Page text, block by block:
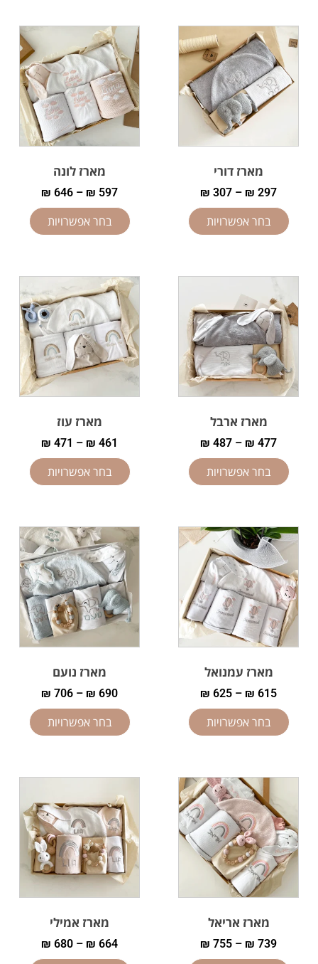
מארז דורי
₪ 297
–
₪ 307
בחר אפשרויות
מארז לונה
₪ 597
–
₪ 646
בחר אפשרויות
מארז ארבל
₪ 477
–
₪ 487
בחר אפשרויות
מארז עוז
₪ 461
–
₪ 471
בחר אפשרויות
מארז עמנואל
₪ 615
–
₪ 625
בחר אפשרויות
מארז נועם
₪ 690
–
₪ 706
בחר אפשרויות
מארז אריאל
₪ 739
–
₪ 755
מארז אמילי
₪ 664
–
₪ 680